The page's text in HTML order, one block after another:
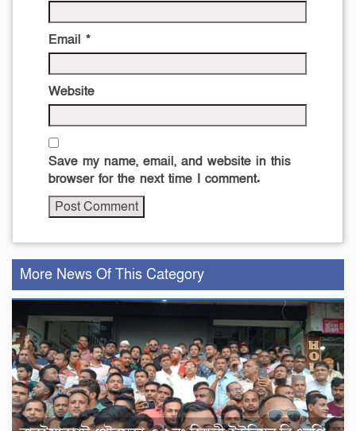
Email *
Website
Save my name, email, and website in this
browser for the next time I comment.
More News Of This Category